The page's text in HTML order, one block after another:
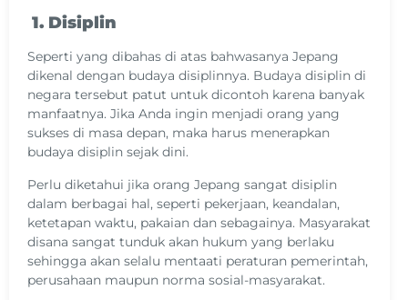
1. Disiplin
Seperti yang dibahas di atas bahwasanya Jepang
dikenal dengan budaya disiplinnya. Budaya disiplin di
negara tersebut patut untuk dicontoh karena banyak
manfaatnya. Jika Anda ingin menjadi orang yang
sukses di masa depan, maka harus menerapkan
budaya disiplin sejak dini.
Perlu diketahui jika orang Jepang sangat disiplin
dalam berbagai hal, seperti pekerjaan, keandalan,
ketetapan waktu, pakaian dan sebagainya. Masyarakat
disana sangat tunduk akan hukum yang berlaku
sehingga akan selalu mentaati peraturan pemerintah,
perusahaan maupun norma sosial-masyarakat.